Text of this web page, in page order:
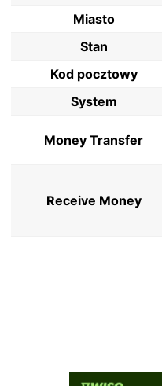
Miasto
Stan
Kod pocztowy
System
Money Transfer
Receive Money